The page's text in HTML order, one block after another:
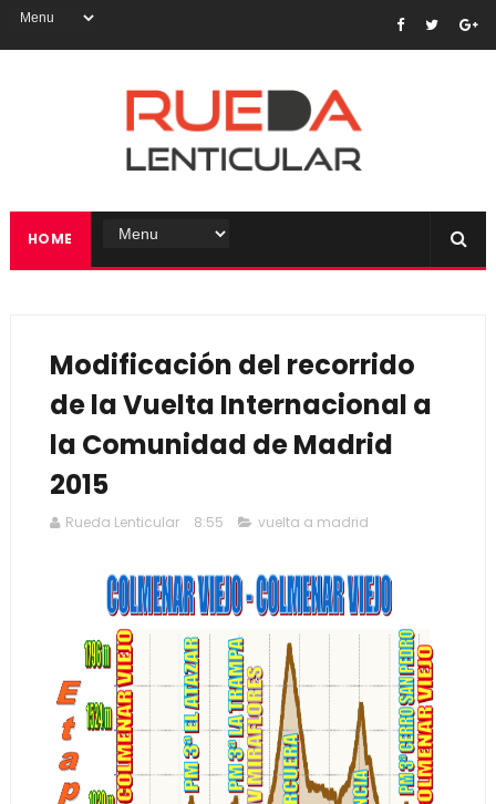
HOME
Modificación del recorrido
de la Vuelta Internacional a
la Comunidad de Madrid
2015
Rueda Lenticular 8:55 vuelta a madrid